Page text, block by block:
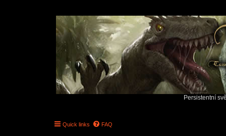
Persistentní
Quick links FAQ